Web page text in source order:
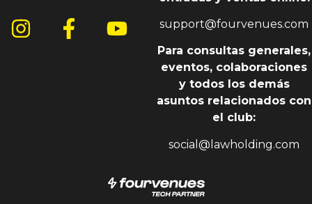
support@fourvenues.com
Para consultas generales,
eventos, colaboraciones
y todos los demás
asuntos relacionados con
el club:
social@lawholding.com